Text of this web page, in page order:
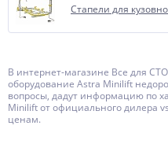
Стапели для
В интернет-магазине Все для
оборудование Astra Minilift
вопросы, дадут информацию по
Minilift от официального дилера
ценам.